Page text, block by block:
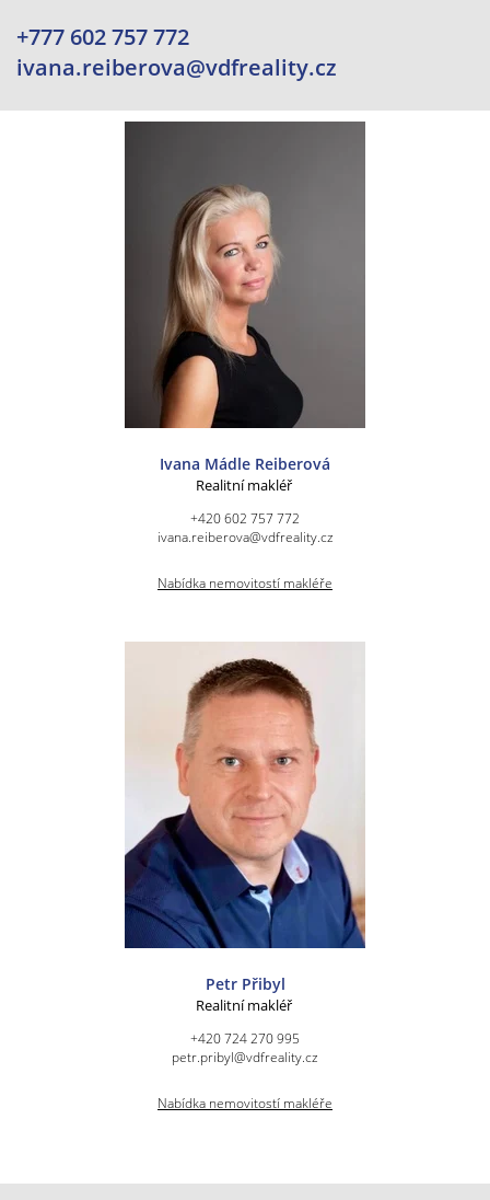
+777 602 757 772
ivana.reiberova@vdfreality.cz
Ivana Mádle Reiberová
Realitní makléř
+420 602 757 772
ivana.reiberova@vdfreality.cz
Nabídka nemovitostí makléře
Petr Přibyl
Realitní makléř
+420 724 270 995
petr.pribyl@vdfreality.cz
Nabídka nemovitostí makléře